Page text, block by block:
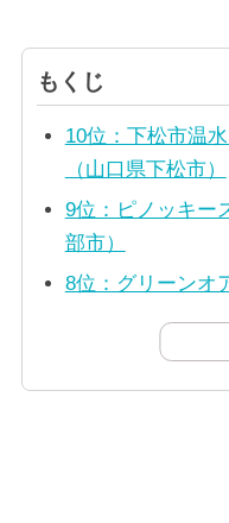
もくじ
10位：下松市温
（山口県下松市）
9位：ピノッキー
部市）
8位：グリーンオ